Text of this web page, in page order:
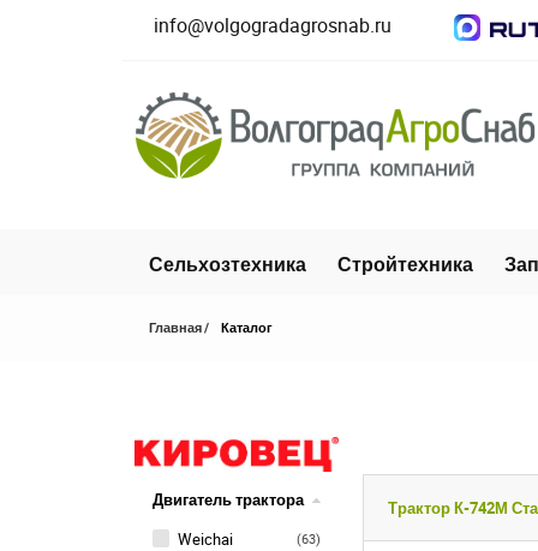
info@volgogradagrosnab.ru
Сельхозтехника Стройтехника
Главная Каталог
Двигатель трактора
Weichai
(63)
Трактор К-742М